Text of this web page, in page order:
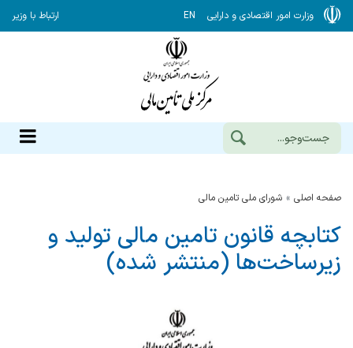
وزارت امور اقتصادی و دارایی EN ارتباط با وزیر
صفحه اصلی شورای ملی تامین مالی
کتابچه قانون تامین مالی تولید و
زیرساخت‌ها (منتشر شده)